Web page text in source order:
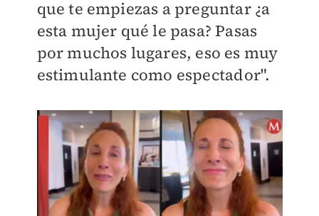
que te empiezas a preguntar ¿a
esta mujer qué le pasa? Pasas
por muchos lugares, eso es muy
estimulante como espectador".